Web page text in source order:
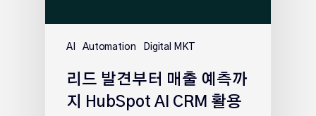
AI Automation Digital MKT
리드 발견부터 매출 예측까
지 HubSpot AI CRM 활용